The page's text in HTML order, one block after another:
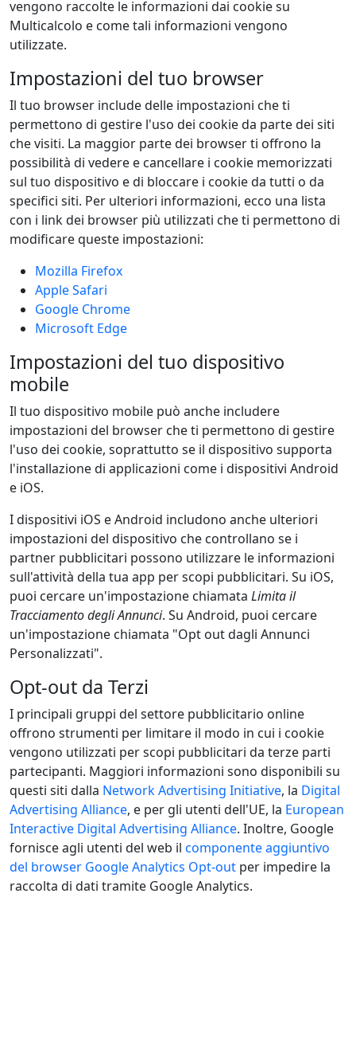
vengono raccolte le informazioni dai cookie su
Multicalcolo e come tali informazioni vengono
utilizzate.
Impostazioni del tuo browser
Il tuo browser include delle impostazioni che ti
permettono di gestire l'uso dei cookie da parte dei siti
che visiti. La maggior parte dei browser ti offrono la
possibilità di vedere e cancellare i cookie memorizzati
sul tuo dispositivo e di bloccare i cookie da tutti o da
specifici siti. Per ulteriori informazioni, ecco una lista
con i link dei browser più utilizzati che ti permettono di
modificare queste impostazioni:
Mozilla Firefox
Apple Safari
Google Chrome
Microsoft Edge
Impostazioni del tuo dispositivo
mobile
Il tuo dispositivo mobile può anche includere
impostazioni del browser che ti permettono di gestire
l'uso dei cookie, soprattutto se il dispositivo supporta
l'installazione di applicazioni come i dispositivi Android
e iOS.
I dispositivi iOS e Android includono anche ulteriori
impostazioni del dispositivo che controllano se i
partner pubblicitari possono utilizzare le informazioni
sull'attività della tua app per scopi pubblicitari. Su iOS,
puoi cercare un'impostazione chiamata Limita il
Tracciamento degli Annunci. Su Android, puoi cercare
un'impostazione chiamata "Opt out dagli Annunci
Personalizzati".
Opt-out da Terzi
I principali gruppi del settore pubblicitario online
offrono strumenti per limitare il modo in cui i cookie
vengono utilizzati per scopi pubblicitari da terze parti
partecipanti. Maggiori informazioni sono disponibili su
questi siti dalla Network Advertising Initiative, la Digital
Advertising Alliance, e per gli utenti dell'UE, la European
Interactive Digital Advertising Alliance. Inoltre, Google
fornisce agli utenti del web il componente aggiuntivo
del browser Google Analytics Opt-out per impedire la
raccolta di dati tramite Google Analytics.